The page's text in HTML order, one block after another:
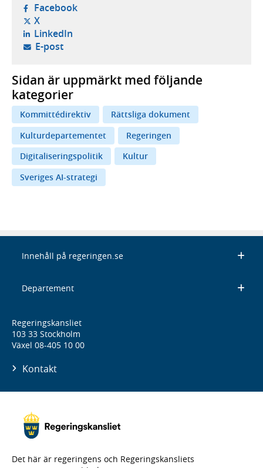
Facebook- öppnas i ny flik, extern webbplats,
X- öppnas i ny flik, extern webbplats,
LinkedIn- öppnas i ny flik, extern webbplats,
E-post- öppnar din e-postklient,
Sidan är uppmärkt med följande
kategorier
Kommittédirektiv
Rättsliga dokument
Kulturdepartementet
Regeringen
Digitaliseringspolitik
Kultur
Sveriges AI-strategi
Innehåll på regeringen.se
Departement
Regeringskansliet
103 33 Stockholm
Växel 08-405 10 00
Kontakt
Det här är regeringens och Regeringskansliets